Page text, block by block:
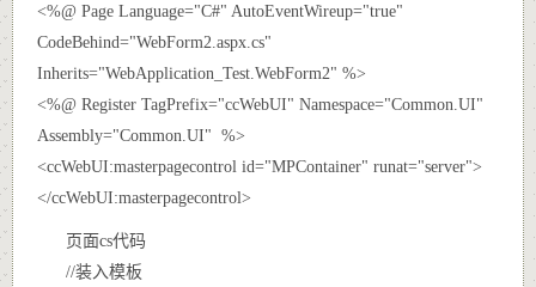
<%@ Page Language="C#" AutoEventWireup="true"
CodeBehind="WebForm2.aspx.cs"
Inherits="WebApplication_Test.WebForm2" %>
<%@ Register TagPrefix="ccWebUI" Namespace="Common.UI"
Assembly="Common.UI" %>
<ccWebUI:masterpagecontrol id="MPContainer" runat="server">
</ccWebUI:masterpagecontrol>
页面cs代码
//装入模板